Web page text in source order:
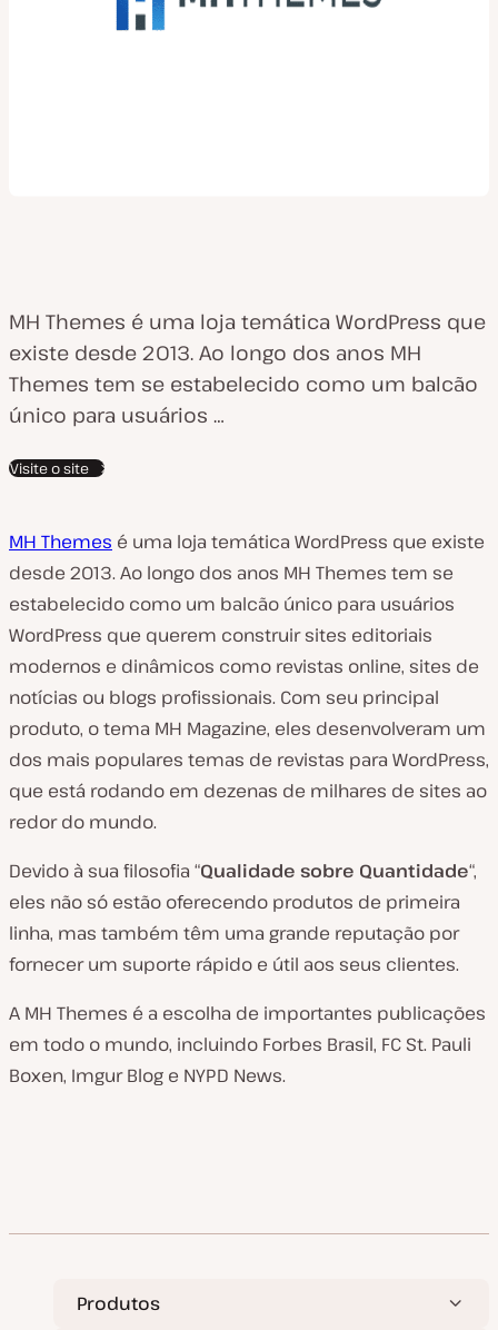
MH Themes é uma loja temática WordPress que
existe desde 2013. Ao longo dos anos MH
Themes tem se estabelecido como um balcão
único para usuários …
Visite o site
MH Themes é uma loja temática WordPress que existe
desde 2013. Ao longo dos anos MH Themes tem se
estabelecido como um balcão único para usuários
WordPress que querem construir sites editoriais
modernos e dinâmicos como revistas online, sites de
notícias ou blogs profissionais. Com seu principal
produto, o tema MH Magazine, eles desenvolveram um
dos mais populares temas de revistas para WordPress,
que está rodando em dezenas de milhares de sites ao
redor do mundo.
Devido à sua filosofia “Qualidade sobre Quantidade“,
eles não só estão oferecendo produtos de primeira
linha, mas também têm uma grande reputação por
fornecer um suporte rápido e útil aos seus clientes.
A MH Themes é a escolha de importantes publicações
em todo o mundo, incluindo Forbes Brasil, FC St. Pauli
Boxen, Imgur Blog e NYPD News.
Produtos